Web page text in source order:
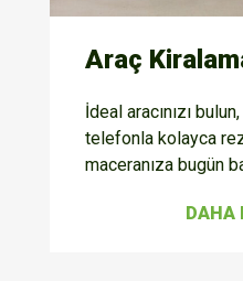
Araç
İdeal aracınızı
telefonla kolayca
maceranıza bugün
DAHA